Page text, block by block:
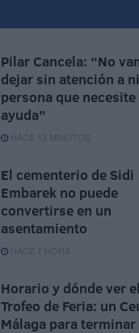
Pilar Cancela: “No
dejar sin atención a
persona que necesite
ayuda”
HACE 13 MINUTOS
El cementerio de Sidi
Embarek no puede
convertirse en un
asentamiento
HACE 1 HORA
Horario y dónde ver
Trofeo de Feria: un
Málaga para terminar